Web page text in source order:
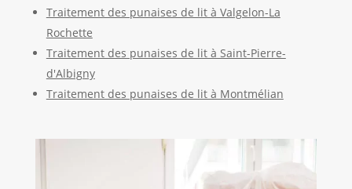
Traitement des punaises de lit à Valgelon-La
Rochette
Traitement des punaises de lit à Saint-Pierre-
d'Albigny
Traitement des punaises de lit à Montmélian